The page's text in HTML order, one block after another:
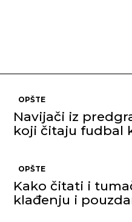
OPŠTE
Navijači iz
koji čitaju fudbal
OPŠTE
Kako čitati i
klađenju i